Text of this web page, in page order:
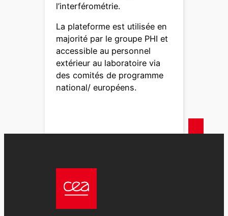
l’interférométrie.
La plateforme est utilisée en
majorité par le groupe PHI et
accessible au personnel
extérieur au laboratoire via
des comités de programme
national/ européens.